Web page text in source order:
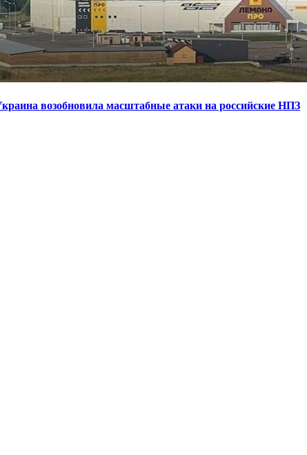
возобновила масштабные атаки на российские НПЗ